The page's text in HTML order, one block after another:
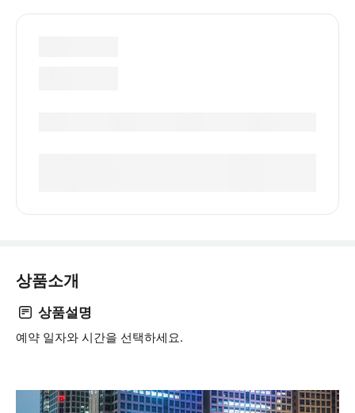
상품소개
상품설명
예약 일자와 시간을 선택하세요.